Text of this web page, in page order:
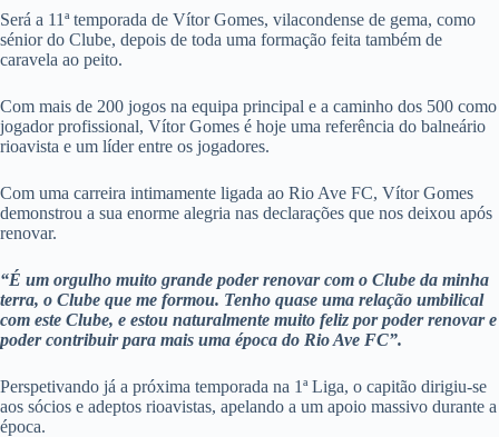
Será a 11ª temporada de Vítor Gomes, vilacondense de gema, como
sénior do Clube, depois de toda uma formação feita também de
caravela ao peito.
Com mais de 200 jogos na equipa principal e a caminho dos 500 como
jogador profissional, Vítor Gomes é hoje uma referência do balneário
rioavista e um líder entre os jogadores.
Com uma carreira intimamente ligada ao Rio Ave FC, Vítor Gomes
demonstrou a sua enorme alegria nas declarações que nos deixou após
renovar.
“É um orgulho muito grande poder renovar com o Clube da minha
terra, o Clube que me formou. Tenho quase uma relação umbilical
com este Clube, e estou naturalmente muito feliz por poder renovar e
poder contribuir para mais uma época do Rio Ave FC”.
Perspetivando já a próxima temporada na 1ª Liga, o capitão dirigiu-se
aos sócios e adeptos rioavistas, apelando a um apoio massivo durante a
época.